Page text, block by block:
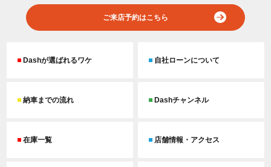
ご来店予約はこちら
Dashが選ばれるワケ 自社ローンについて
納車までの流れ Dashチャンネル
在庫一覧 店舗情報・アクセス